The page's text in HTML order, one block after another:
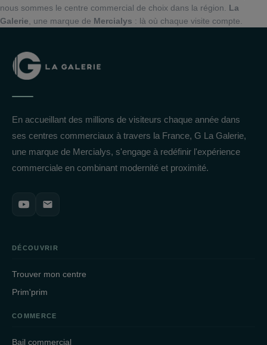
nous sommes le centre commercial de choix dans la région.
La
Galerie , une marque de Mercialys : là où chaque visite compte.
En accueillant des millions de visiteurs chaque année dans
ses centres commerciaux à travers la France, G La Galerie,
une marque de Mercialys, s'engage à redéfinir l'expérience
commerciale en combinant modernité et proximité.
DÉCOUVRIR
Trouver mon centre
Prim'prim
COMMERCE
Bail commercial